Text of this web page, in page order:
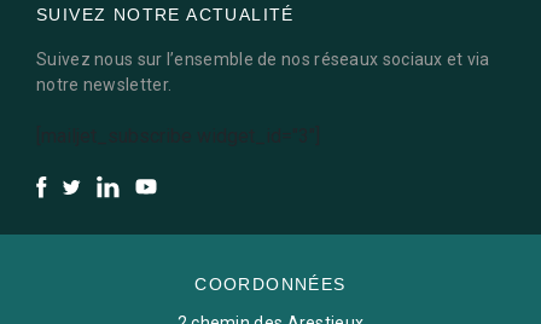
SUIVEZ NOTRE ACTUALITÉ
Suivez nous sur l’ensemble de nos réseaux sociaux et via
notre newsletter.
COORDONNÉES